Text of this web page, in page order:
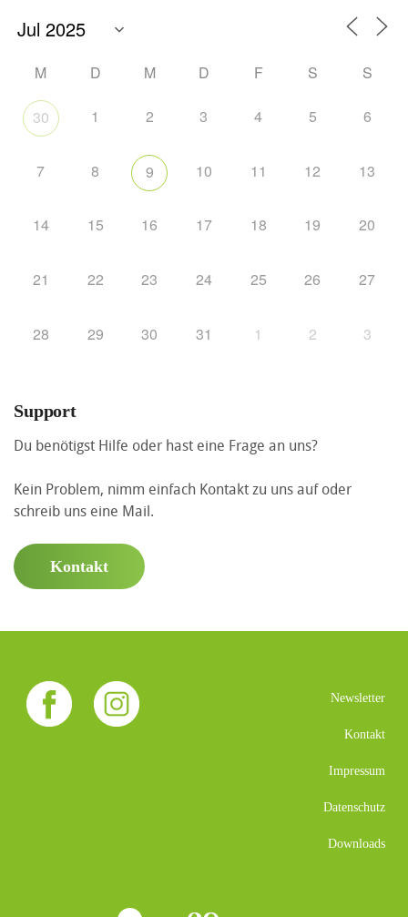
M D M D F S S
30 1 2 3 4 5 6
7 8 9 10 11 12 13
14 15 16 17 18 19 20
21 22 23 24 25 26 27
28 29 30 31 1 2 3
Support
Du benötigst Hilfe oder hast eine Frage an uns?
Kein Problem, nimm einfach Kontakt zu uns auf oder
schreib uns eine Mail.
Kontakt
Newsletter
Kontakt
Impressum
Datenschutz
Downloads